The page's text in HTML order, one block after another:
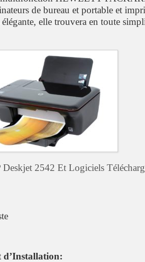
de bureau et portable et
elle trouvera en toute
Deskjet 2542 Et Logiciels
d’Installation: